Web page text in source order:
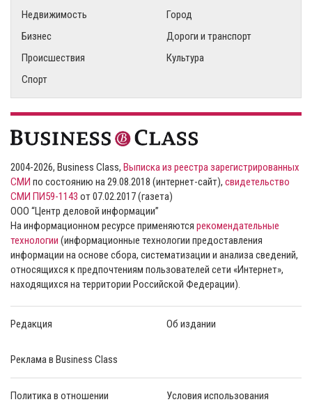
Недвижимость
Город
Бизнес
Дороги и транспорт
Происшествия
Культура
Спорт
2004-2026, Business Class, Выписка из реестра зарегистрированных
СМИ по состоянию на 29.08.2018 (интернет-сайт), свидетельство
СМИ ПИ59-1143 от 07.02.2017 (газета)
ООО “Центр деловой информации”
На информационном ресурсе применяются рекомендательные
технологии (информационные технологии предоставления
информации на основе сбора, систематизации и анализа сведений,
относящихся к предпочтениям пользователей сети «Интернет»,
находящихся на территории Российской Федерации).
Редакция Об издании
Реклама в Business Class
Политика в отношении Условия использования